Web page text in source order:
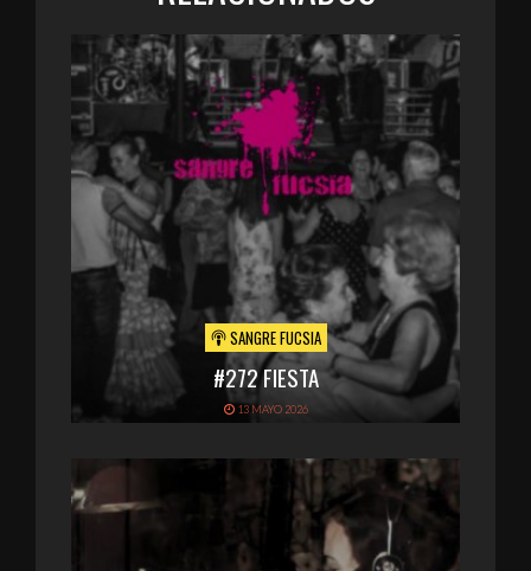
SANGRE FUCSIA
#272 FIESTA
13 MAYO 2026